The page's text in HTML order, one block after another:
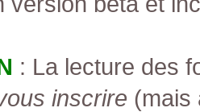
: La lecture des
inscrire (mais